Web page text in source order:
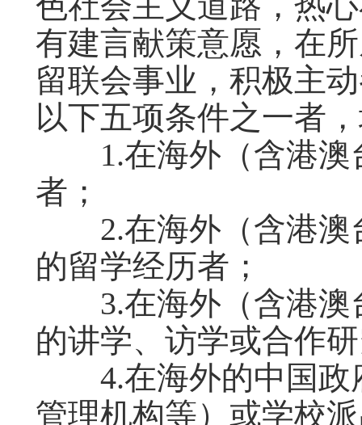
有建言献策意愿，在
留联会事业，积极主
以下五项条件之一者
1.在海外（含港澳
者；
2.在海外（含港澳
的留学经历者；
3.在海外（含港澳
的讲学、访学或合作
4.在海外的中国政
管理机构等）或学校